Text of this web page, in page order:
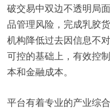
破交易中双边不透明局
品管理风险，完成乳胶
机构降低过去因信息不
可控的基础上，有效控
本和金融成本。
平台有着专业的产业综